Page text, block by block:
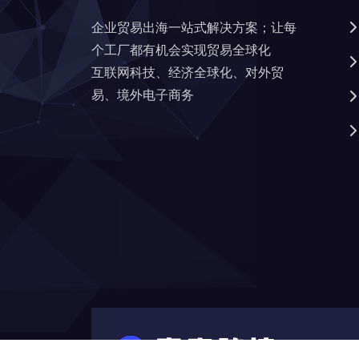
企业贸易出海一站式解决方案；让每
个工厂都有机会实现贸易全球化
互联网科技、经济全球化、对外贸
易、境外电子商务